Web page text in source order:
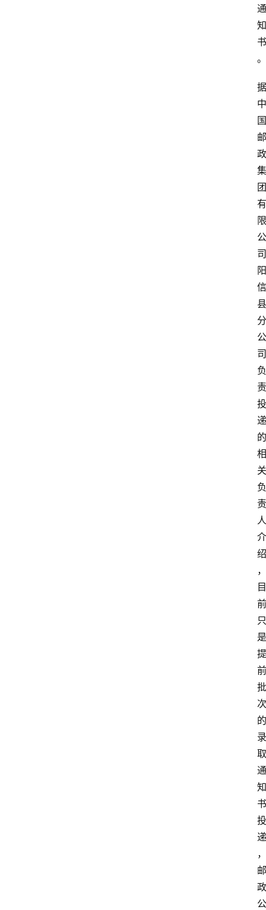
通
知
书
。
据
中
国
邮
政
集
团
有
限
公
司
阳
信
县
分
公
司
负
责
投
递
的
相
关
负
责
人
介
绍
，
目
前
只
是
提
前
批
次
的
录
取
通
知
书
投
递
，
邮
政
公